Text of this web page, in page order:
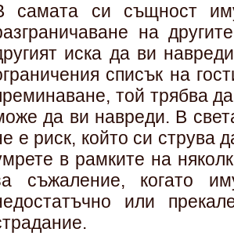
самата си същност
на
иска да ви
списък на
той трябва
да ви навреди. В
е риск, който си струва
в рамките на
съжаление, когато
или